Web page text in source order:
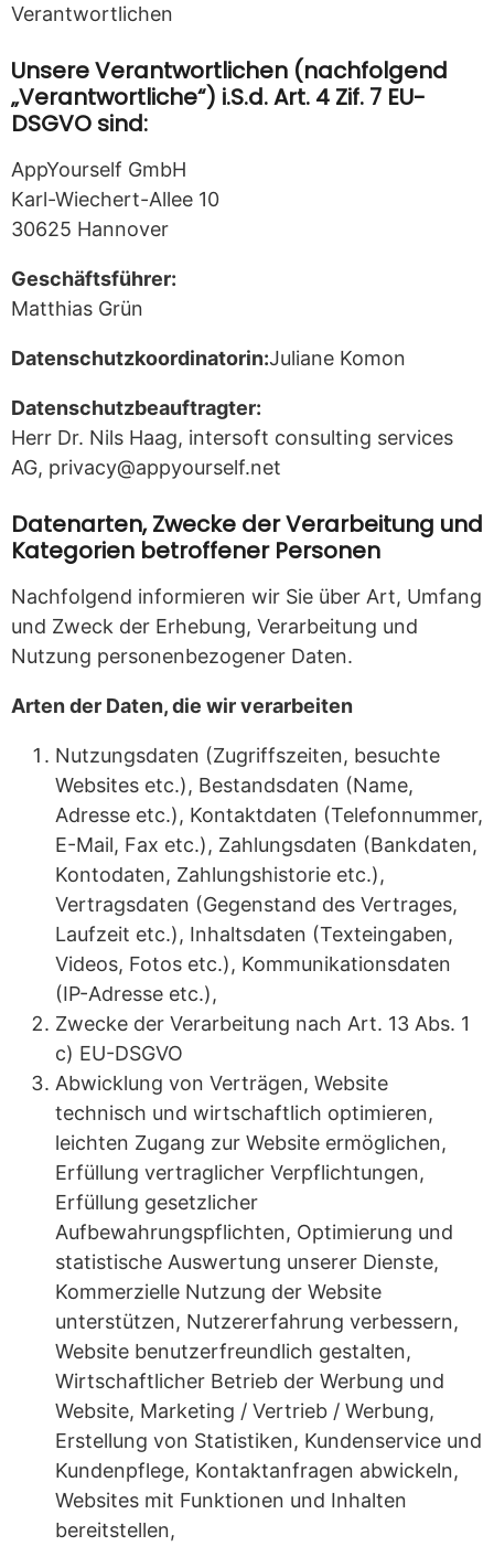
Verantwortlichen
Unsere Verantwortlichen (nachfolgend
„Verantwortliche“) i.S.d. Art. 4 Zif. 7 EU-
DSGVO sind:
AppYourself GmbH
Karl-Wiechert-Allee 10
30625 Hannover
Geschäftsführer:
Matthias Grün
Datenschutzkoordinatorin:Juliane Komon
Datenschutzbeauftragter:
Herr Dr. Nils Haag, intersoft consulting services
AG, privacy@appyourself.net
Datenarten, Zwecke der Verarbeitung und
Kategorien betroffener Personen
Nachfolgend informieren wir Sie über Art, Umfang
und Zweck der Erhebung, Verarbeitung und
Nutzung personenbezogener Daten.
Arten der Daten, die wir verarbeiten
Nutzungsdaten (Zugriffszeiten, besuchte
Websites etc.), Bestandsdaten (Name,
Adresse etc.), Kontaktdaten (Telefonnummer,
E-Mail, Fax etc.), Zahlungsdaten (Bankdaten,
Kontodaten, Zahlungshistorie etc.),
Vertragsdaten (Gegenstand des Vertrages,
Laufzeit etc.), Inhaltsdaten (Texteingaben,
Videos, Fotos etc.), Kommunikationsdaten
(IP-Adresse etc.),
Zwecke der Verarbeitung nach Art. 13 Abs. 1
c) EU-DSGVO
Abwicklung von Verträgen, Website
technisch und wirtschaftlich optimieren,
leichten Zugang zur Website ermöglichen,
Erfüllung vertraglicher Verpflichtungen,
Erfüllung gesetzlicher
Aufbewahrungspflichten, Optimierung und
statistische Auswertung unserer Dienste,
Kommerzielle Nutzung der Website
unterstützen, Nutzererfahrung verbessern,
Website benutzerfreundlich gestalten,
Wirtschaftlicher Betrieb der Werbung und
Website, Marketing / Vertrieb / Werbung,
Erstellung von Statistiken, Kundenservice und
Kundenpflege, Kontaktanfragen abwickeln,
Websites mit Funktionen und Inhalten
bereitstellen,